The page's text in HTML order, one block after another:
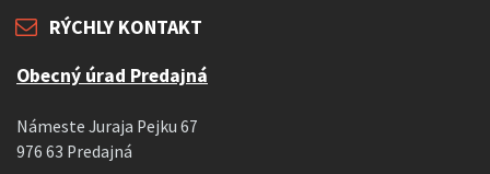
RÝCHLY KONTAKT
Obecný úrad Predajná
Námeste Juraja Pejku 67
976 63 Predajná